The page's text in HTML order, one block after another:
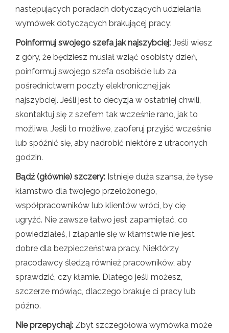
następujących poradach dotyczących udzielania
wymówek dotyczących brakującej pracy:
Poinformuj swojego szefa jak najszybciej: Jeśli wiesz
z góry, że będziesz musiał wziąć osobisty dzień,
poinformuj swojego szefa osobiście lub za
pośrednictwem poczty elektronicznej jak
najszybciej. Jeśli jest to decyzja w ostatniej chwili,
skontaktuj się z szefem tak wcześnie rano, jak to
możliwe. Jeśli to możliwe, zaoferuj przyjść wcześnie
lub spóźnić się, aby nadrobić niektóre z utraconych
godzin.
Bądź (głównie) szczery: Istnieje duża szansa, że ​​łyse
kłamstwo dla twojego przełożonego,
współpracowników lub klientów wróci, by cię
ugryźć. Nie zawsze łatwo jest zapamiętać, co
powiedziałeś, i złapanie się w kłamstwie nie jest
dobre dla bezpieczeństwa pracy. Niektórzy
pracodawcy śledzą również pracowników, aby
sprawdzić, czy kłamie. Dlatego jeśli możesz,
szczerze mówiąc, dlaczego brakuje ci pracy lub
późno.
Nie przepychaj: Zbyt szczegółowa wymówka może